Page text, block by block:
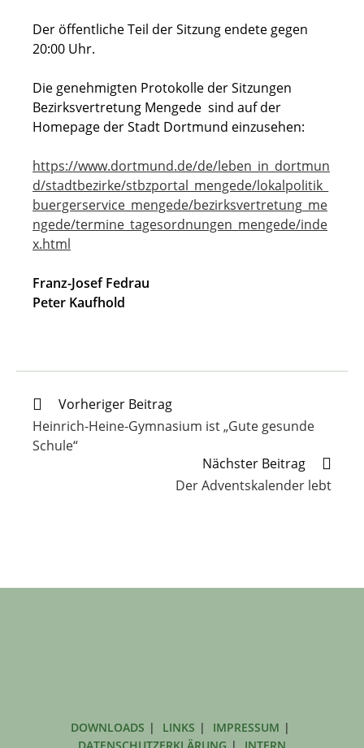
Der öffentliche Teil der Sitzung endete gegen
20:00 Uhr.
Die genehmigten Protokolle der Sitzungen
Bezirksvertretung Mengede sind auf der
Homepage der Stadt Dortmund einzusehen:
https://www.dortmund.de/de/leben_in_dortmun
d/stadtbezirke/stbzportal_mengede/lokalpolitik_
buergerservice_mengede/bezirksvertretung_me
ngede/termine_tagesordnungen_mengede/inde
x.html
Franz-Josef Fedrau
Peter Kaufhold
Weitere
Artikel
ansehen
Vorheriger Beitrag
Heinrich-Heine-Gymnasium ist „Gute gesunde
Schule“
Nächster Beitrag
Der Adventskalender lebt
DOWNLOADS LINKS
IMPRESSUM